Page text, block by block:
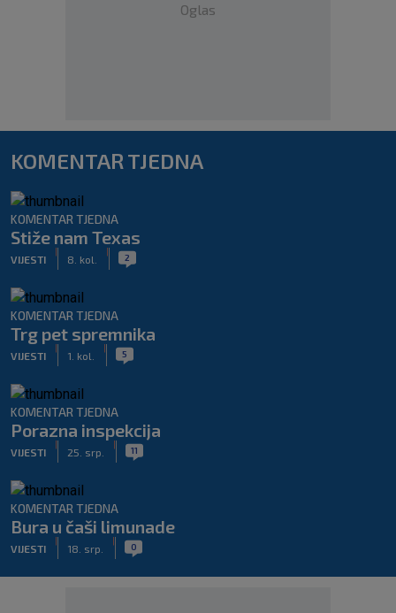
Oglas
KOMENTAR TJEDNA
KOMENTAR TJEDNA
Stiže nam Texas
VIJESTI 8. kol. 2
KOMENTAR TJEDNA
Trg pet spremnika
VIJESTI 1. kol. 5
KOMENTAR TJEDNA
Porazna inspekcija
VIJESTI 25. srp. 11
KOMENTAR TJEDNA
Bura u čaši limunade
VIJESTI 18. srp. 0